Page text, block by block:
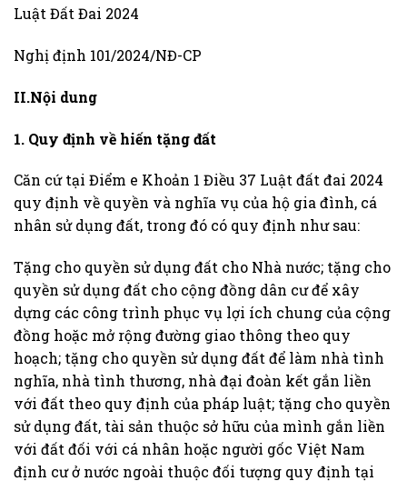
Luật Đất Đai 2024
Nghị định 101/2024/NĐ-CP
II.Nội dung
1. Quy định về hiến tặng đất
Căn cứ tại Điểm e Khoản 1 Điều 37 Luật đất đai 2024
quy định về quyền và nghĩa vụ của hộ gia đình, cá
nhân sử dụng đất, trong đó có quy định như sau:
Tặng cho quyền sử dụng đất cho Nhà nước; tặng cho
quyền sử dụng đất cho cộng đồng dân cư để xây
dựng các công trình phục vụ lợi ích chung của cộng
đồng hoặc mở rộng đường giao thông theo quy
hoạch; tặng cho quyền sử dụng đất để làm nhà tình
nghĩa, nhà tình thương, nhà đại đoàn kết gắn liền
với đất theo quy định của pháp luật; tặng cho quyền
sử dụng đất, tài sản thuộc sở hữu của mình gắn liền
với đất đối với cá nhân hoặc người gốc Việt Nam
định cư ở nước ngoài thuộc đối tượng quy định tại